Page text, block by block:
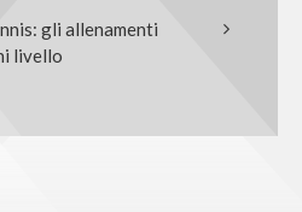
gli allenamenti
livello